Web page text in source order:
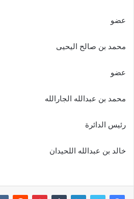
عضو
محمد بن صالح اليحيى
عضو
محمد بن عبدالله الجارالله
رئيس الدائرة
خالد بن عبدالله اللحيدان